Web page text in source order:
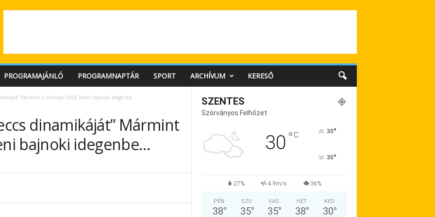
PROGRAMAJÁNLÓ PROGRAMNAPTÁR SPORT ARCHÍVUM KERESŐ
Mármint a holnapi UVSE elleni bajnoki idegenbe…
dinamikáját” Mármint
bajnoki idegenbe…
SZENTES
Szórványos Felhőzet
30 °C 30°
30°
27% 4.9m/s 36%
PÉN
38°
SZO
35°
VAS
35°
HÉT
38°
KED
30°